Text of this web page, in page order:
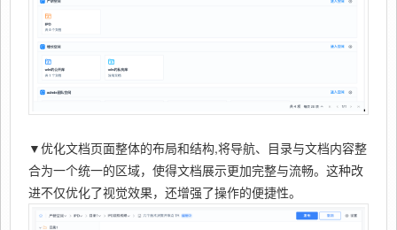
▼优化文档页面整体的布局和结构,将导航、目录与文档内容整
合为一个统一的区域，使得文档展示更加完整与流畅。这种改
进不仅优化了视觉效果，还增强了操作的便捷性。